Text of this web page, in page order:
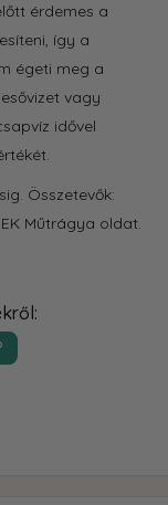
érdemes a
így a
égeti meg a
vagy
idővel
Összetevők:
Műtrágya oldat.